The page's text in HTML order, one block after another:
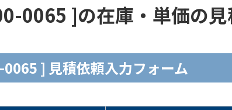
0065 ]の在庫・単価の見
] 見積依頼入力フォーム